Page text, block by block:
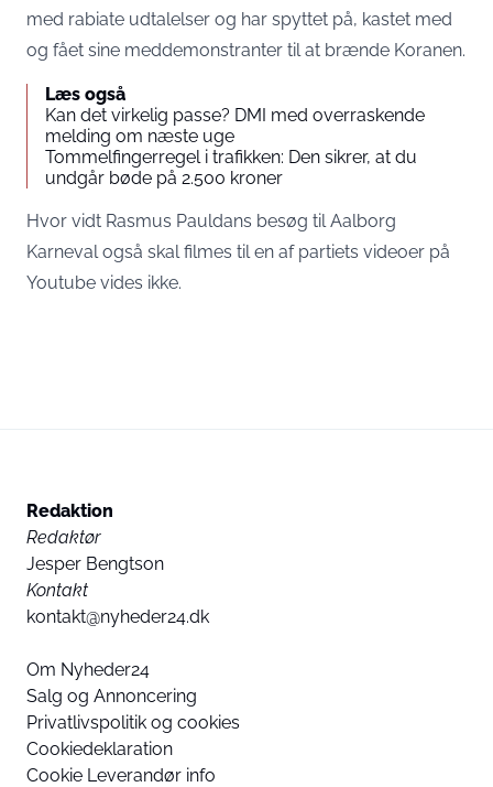
med rabiate udtalelser og har spyttet på, kastet med
og fået sine meddemonstranter til at brænde Koranen.
Læs også
Kan det virkelig passe? DMI med overraskende
melding om næste uge
Tommelfingerregel i trafikken: Den sikrer, at du
undgår bøde på 2.500 kroner
Hvor vidt Rasmus Pauldans besøg til Aalborg
Karneval også skal filmes til en af partiets videoer på
Youtube vides ikke.
Redaktion
Redaktør
Jesper Bengtson
Kontakt
kontakt@nyheder24.dk
Om Nyheder24
Salg og Annoncering
Privatlivspolitik og cookies
Cookiedeklaration
Cookie Leverandør info